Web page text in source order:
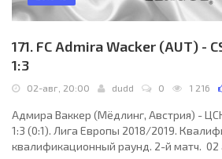
171. FC Admira Wacker (AUT) -
1:3
02-авг, 20:00 dudd 0 1 216
Адмира Ваккер (Мёдлинг, Австрия) -
1:3 (0:1). Лига Европы 2018/2019.
квалификационный раунд. 2-й матч. 02